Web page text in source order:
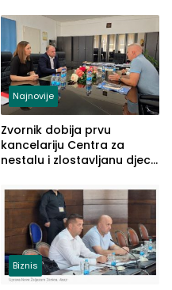
vidljive na njima
Najnovije
Zvornik dobija prvu
kancelariju Centra za
nestalu i zlostavljanu djecu
Biznis